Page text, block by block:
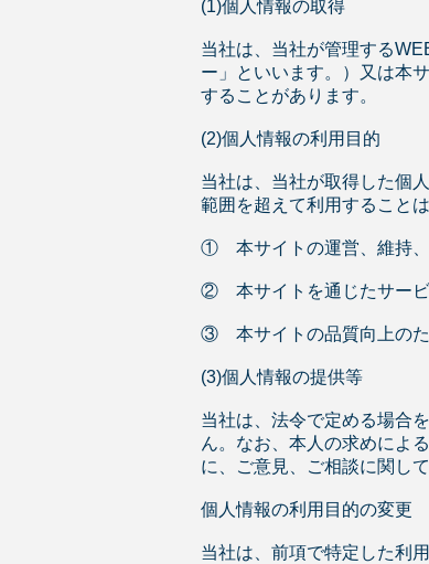
(1)個人情報の取得
当社は、当社が管理する
ー」といいます。）又は本
することがあります。
(2)個人情報の利用目的
当社は、当社が取得した個
範囲を超えて利用することは
① 本サイトの運営、維持
② 本サイトを通じたサービ
③ 本サイトの品質向上のた
(3)個人情報の提供等
当社は、法令で定める場合
ん。なお、本人の求めによ
に、ご意見、ご相談に関し
個人情報の利用目的の変更
当社は、前項で特定した利